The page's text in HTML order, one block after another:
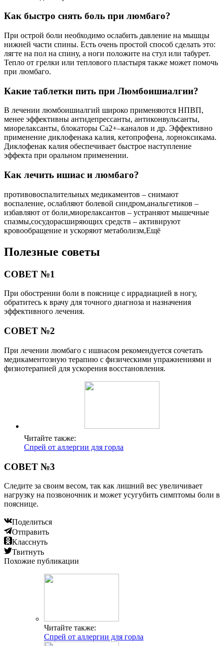
Как быстро снять боль при люмбаго?
При острой боли необходимо ослабить давление на мышцы
нижней части спины. Есть очень простой способ сделать это:
лягте на пол на спину, а ноги положите на стул или табурет.
Тепло от грелки или теплового пластыря также может помочь
при люмбаго.
Какие таблетки пить при Люмбоишиалгии?
В лечении люмбоишиалгий широко применяются НПВП,
менее эффективны антидепрессанты, антиконвульсанты,
миорелаксанты, блокаторы Са2+–каналов и др. Эффективно
применение диклофенака калия, кетопрофена, лорноксикама.
Диклофенак калия обеспечивает быстрое наступление
эффекта при оральном применении.
Как лечить ишиас и люмбаго?
противовоспалительных медикаментов – снимают
воспаление, ослабляют болевой синдром,анальгетиков –
избавляют от боли,миорелаксантов – устраняют мышечные
спазмы,сосудорасширяющих средств – активируют
кровообращение и ускоряют метаболизм,Ещё
Полезные советы
СОВЕТ №1
При обострении боли в пояснице с иррадиацией в ногу,
обратитесь к врачу для точного диагноза и назначения
эффективного лечения.
СОВЕТ №2
При лечении люмбаго с ишиасом рекомендуется сочетать
медикаментозную терапию с физическими упражнениями и
физиотерапией для ускорения восстановления.
Читайте также:
Спрей от аллергии для горла
СОВЕТ №3
Следите за своим весом, так как лишний вес увеличивает
нагрузку на позвоночник и может усугубить симптомы боли в
пояснице.
Поделиться
Отправить
Класснуть
Твитнуть
Похожие публикации
Читайте также:
Спрей от аллергии для горла